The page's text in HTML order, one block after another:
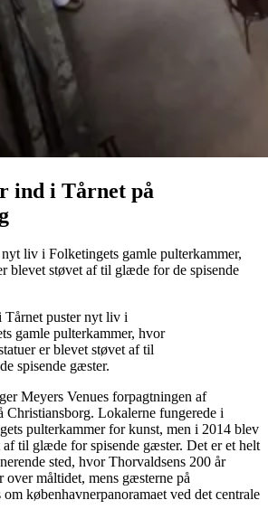
ind i Tårnet på
liv i Folketingets gamle pulterkammer,
blevet støvet af til glæde for de spisende
Tårnet puster nyt liv i
gamle pulterkammer, hvor
er blevet støvet af til
spisende gæster.
Meyers Venues forpagtningen af
Christiansborg. Lokalerne fungerede i
pulterkammer for kunst, men i 2014 blev
af til glæde for spisende gæster. Det er et helt
sted, hvor Thorvaldsens 200 år
over måltidet, mens gæsterne på
københavnerpanoramaet ved det centrale